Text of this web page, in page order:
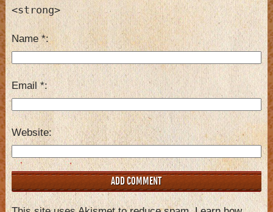
<strong>
Name*
Email*
Website